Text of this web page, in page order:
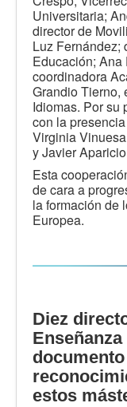
Universitaria;
director de
Luz Fernández;
Educación; Ana
coordinadora
Grandio Tierno,
Idiomas. Por su
con la
Virginia
y Javier
Esta
de cara a
la formación de
Europea.
Diez
estos